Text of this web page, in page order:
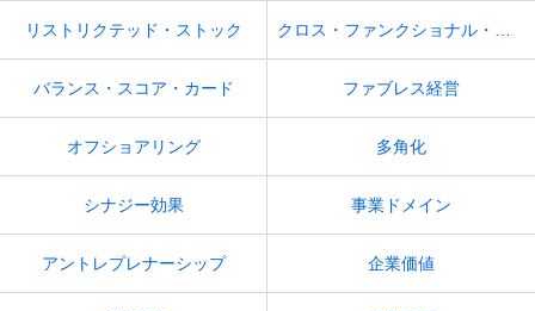
リストリクテッド・ストック
バランス・スコア・カード ファブレス経営
オフショアリング 多角化
シナジー効果 事業ドメイン
アントレプレナーシップ 企業価値